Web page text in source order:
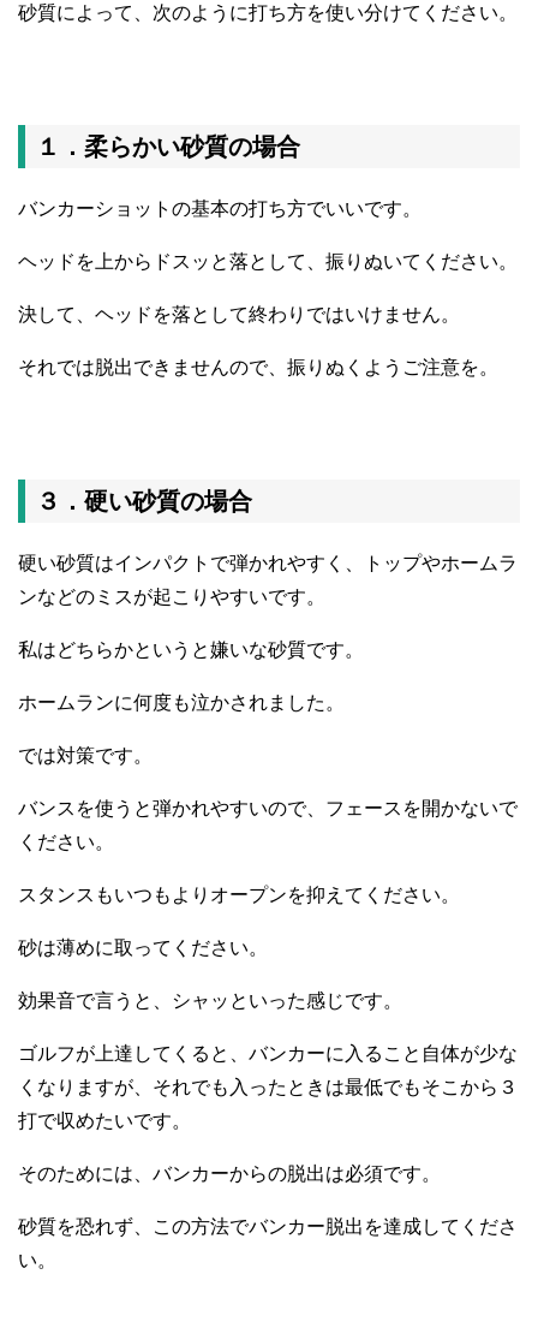
砂質によって、次のように打ち方を使い分けてください。
１．柔らかい砂質の場合
バンカーショットの基本の打ち方でいいです。
ヘッドを上からドスッと落として、振りぬいてください。
決して、ヘッドを落として終わりではいけません。
それでは脱出できませんので、振りぬくようご注意を。
３．硬い砂質の場合
硬い砂質はインパクトで弾かれやすく、トップやホームラ
ンなどのミスが起こりやすいです。
私はどちらかというと嫌いな砂質です。
ホームランに何度も泣かされました。
では対策です。
バンスを使うと弾かれやすいので、フェースを開かないで
ください。
スタンスもいつもよりオープンを抑えてください。
砂は薄めに取ってください。
効果音で言うと、シャッといった感じです。
ゴルフが上達してくると、バンカーに入ること自体が少な
くなりますが、それでも入ったときは最低でもそこから３
打で収めたいです。
そのためには、バンカーからの脱出は必須です。
砂質を恐れず、この方法でバンカー脱出を達成してくださ
い。